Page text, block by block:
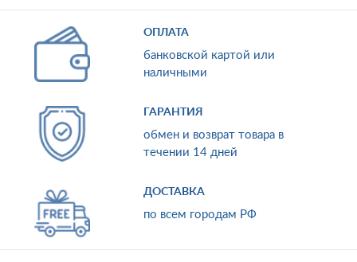
ОПЛАТА
банковской картой или
наличными
ГАРАНТИЯ
обмен и возврат товара в
течении 14 дней
ДОСТАВКА
по всем городам РФ